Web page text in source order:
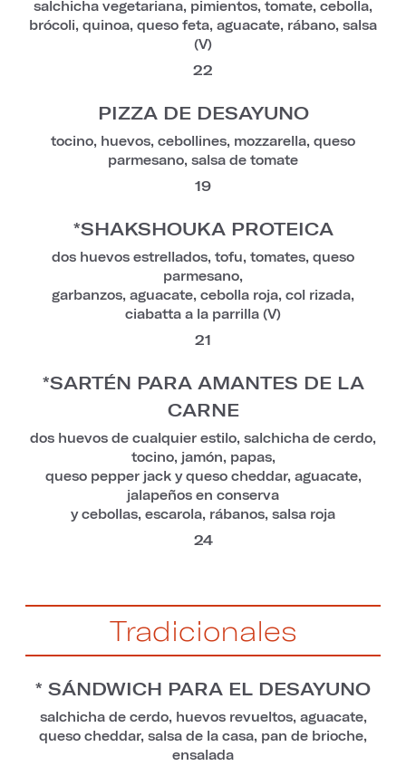
salchicha vegetariana, pimientos, tomate, cebolla,
brócoli, quinoa, queso feta, aguacate, rábano, salsa
(V)
22
PIZZA DE DESAYUNO
tocino, huevos, cebollines, mozzarella, queso
parmesano, salsa de tomate
19
*SHAKSHOUKA PROTEICA
dos huevos estrellados, tofu, tomates, queso
parmesano,
garbanzos, aguacate, cebolla roja, col rizada,
ciabatta a la parrilla (V)
21
*SARTÉN PARA AMANTES DE LA
CARNE
dos huevos de cualquier estilo, salchicha de cerdo,
tocino, jamón, papas,
queso pepper jack y queso cheddar, aguacate,
jalapeños en conserva
y cebollas, escarola, rábanos, salsa roja
24
Tradicionales
* SÁNDWICH PARA EL DESAYUNO
salchicha de cerdo, huevos revueltos, aguacate,
queso cheddar, salsa de la casa, pan de brioche,
ensalada